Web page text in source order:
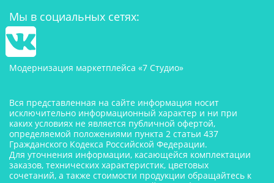
Мы в социальных сетях:
Модернизация маркетплейса «7 Студио»
Вся представленная на сайте информация носит
исключительно информационный характер и ни при
каких условиях не является публичной офертой,
определяемой положениями пункта 2 статьи 437
Гражданского Кодекса Российской Федерации.
Для уточнения информации, касающейся комплектации
заказов, технических характеристик, цветовых
сочетаний, а также стоимости продукции обращайтесь к